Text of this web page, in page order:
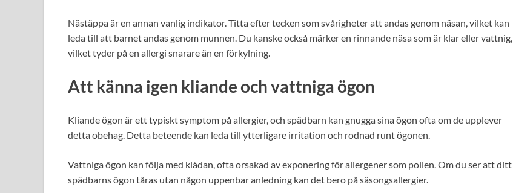
Nästäppa är en annan vanlig indikator. Titta efter tecken som svårigheter att andas genom näsan, vilket kan
leda till att barnet andas genom munnen. Du kanske också märker en rinnande näsa som är klar eller vattnig,
vilket tyder på en allergi snarare än en förkylning.
Att känna igen kliande och vattniga ögon
Kliande ögon är ett typiskt symptom på allergier, och spädbarn kan gnugga sina ögon ofta om de upplever
detta obehag. Detta beteende kan leda till ytterligare irritation och rodnad runt ögonen.
Vattniga ögon kan följa med klådan, ofta orsakad av exponering för allergener som pollen. Om du ser att ditt
spädbarns ögon tåras utan någon uppenbar anledning kan det bero på säsongsallergier.